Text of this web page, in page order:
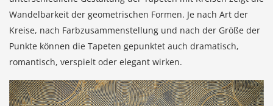
Wandelbarkeit der geometrischen Formen. Je nach Art der
Kreise, nach Farbzusammenstellung und nach der Größe der
Punkte können die Tapeten gepunktet auch dramatisch,
romantisch, verspielt oder elegant wirken.